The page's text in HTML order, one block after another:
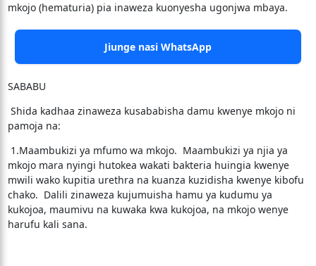
mkojo (hematuria) pia inaweza kuonyesha ugonjwa mbaya.
Jiunge nasi WhatsApp
SABABU
Shida kadhaa zinaweza kusababisha damu kwenye mkojo ni
pamoja na:
1.Maambukizi ya mfumo wa mkojo. Maambukizi ya njia ya
mkojo mara nyingi hutokea wakati bakteria huingia kwenye
mwili wako kupitia urethra na kuanza kuzidisha kwenye kibofu
chako. Dalili zinaweza kujumuisha hamu ya kudumu ya
kukojoa, maumivu na kuwaka kwa kukojoa, na mkojo wenye
harufu kali sana.